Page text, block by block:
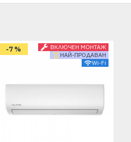
Wi-Fi
НАЙ-ПРОДАВАН
ВКЛЮЧЕН МОНТАЖ
-7 %